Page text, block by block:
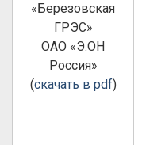
«Березовская
ГРЭС»
ОАО «Э.ОН
Россия»
(скачать в pdf)